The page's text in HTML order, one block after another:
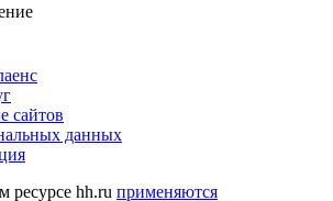
сайтов
данных
hh.ru применяются